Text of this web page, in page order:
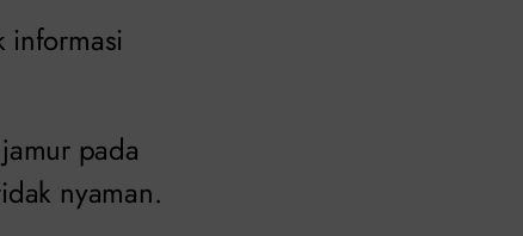
informasi
pada
nyaman.